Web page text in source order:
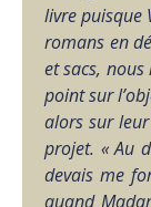
livre puisque
romans en
et sacs,
point sur
alors sur
projet. « Au
devais me
quand